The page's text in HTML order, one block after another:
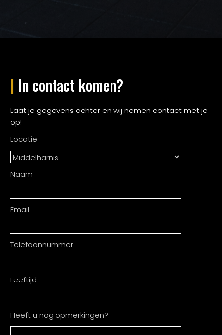
| In contact komen?
Laat je gegevens achter en wij nemen contact met je
op!
Locatie
Naam
Email
Telefoonnummer
Leeftijd
Heeft u nog opmerkingen?